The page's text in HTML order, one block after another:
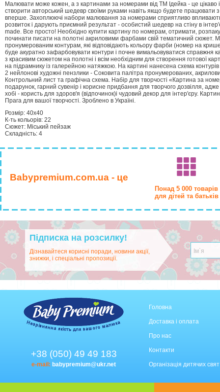
Малювати може кожен, а з картинами за номерами від ТМ Ідейка - це
створити авторський шедевр своїми руками навіть якщо будете працювати
вперше. Захоплюючі набори малювання за номерами сприятливо
розвиток і дарують приємний результат - особистий шедевр на стіну в
made. Все просто! Необхідно купити картину по номерам, отримати,
починати писати на полотні акриловими фарбами свій тематичний сюжет.
пронумерованим контурам, які відповідають кольору фарби (номер на
буде акуратно зафарбовувати контури і почне вимальовуватися справжня
з красивим сюжетом на полотні і всім необхідним для створення готової
на підрамнику із галерейною натяжкою. На картині нанесена схема
2 нейлонові художні пензлики - Соковита палітра пронумерованих,
Контрольний лист та графічна схема. Набір для творчості «Картина за
подарунок, гарний сувенір і корисне придбання для творчого дозвілля,
хобі - користь для здоров'я (відпочинок)і чудовий декор для інтер'єру.
Прага для вашої творчості. Зроблено в Україні.
Розмір: 40х40
К-ть кольорiв: 22
Сюжет: Міський пейзаж
Складність: 4
Babypremium.com.ua - це
Понад 5 000 товарів
для дітей та батьків
Підписка на розсилку!
Дізнавайтеся корисні поради, новини акції,
знижки, і спеціальні пропозиції.
+38 (050) 49 49 183
e-mail: babypremium@ukr.net
Головна
Доставка і оплата
Про нас
Контакти
Організація дитячих свят